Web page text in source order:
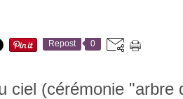
Repost 0
ciel (cérémonie "arbre